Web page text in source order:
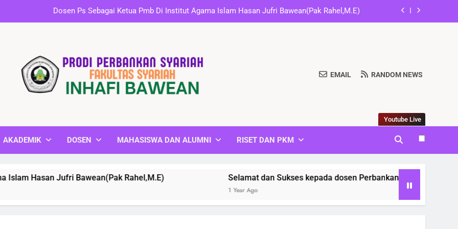
Selamat dan Sukses kepada dosen Perbankan Syariah atas Publishnya Jurnal di SINTA 5
Dosen Ps Sebagai Ketua Pmb Di Institut Agama Islam Hasan Jufri Bawean(Pak Rahel,M.E)
Workshop “Pengembangan Website Program Studi”
EMAIL RANDOM NEWS
AKADEMIK DOSEN MAHASISWA DAN ALUMNI RISET DAN PKM
Youtube Live
Jufri Bawean(Pak Rahel,M.E) Selamat dan Sukses kepada dosen Perbankan Syariah atas Publishnya